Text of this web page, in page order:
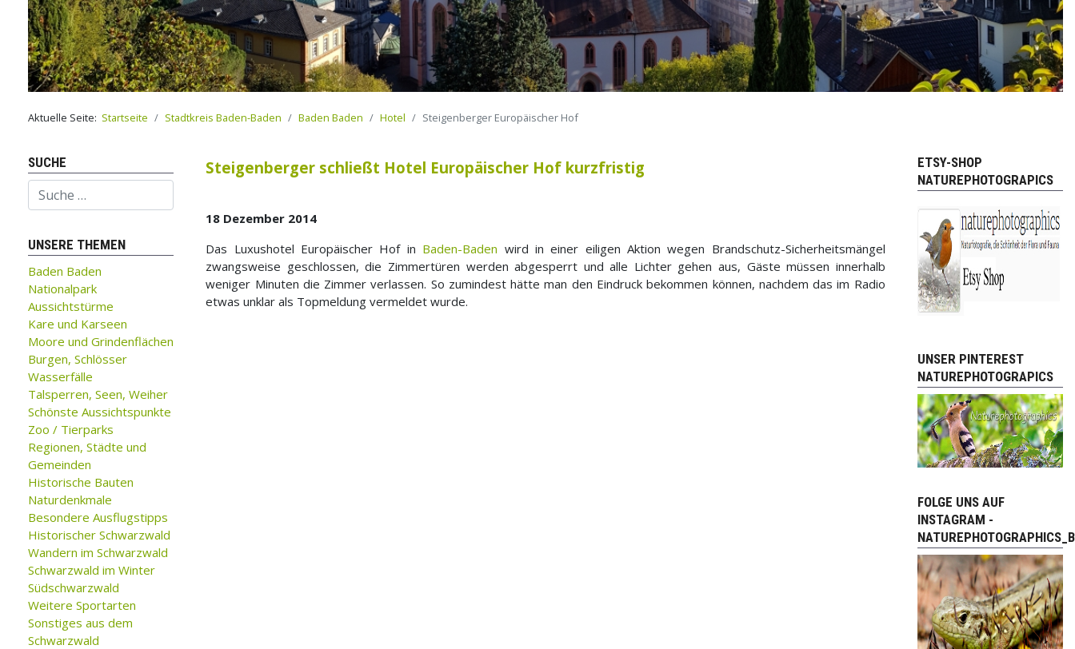
Aktuelle Seite: Startseite Stadtkreis Baden-Baden Baden Baden Hotel Steigenberger Europäischer Hof
SUCHE
Suchen
UNSERE THEMEN
Baden Baden
Nationalpark
Aussichtstürme
Kare und Karseen
Moore und Grindenflächen
Burgen, Schlösser
Wasserfälle
Talsperren, Seen, Weiher
Schönste Aussichtspunkte
Zoo / Tierparks
Regionen, Städte und
Gemeinden
Historische Bauten
Naturdenkmale
Besondere Ausflugstipps
Historischer Schwarzwald
Wandern im Schwarzwald
Schwarzwald im Winter
Südschwarzwald
Weitere Sportarten
Sonstiges aus dem
Schwarzwald
Steigenberger schließt Hotel Europäischer Hof kurzfristig
18 Dezember 2014
Das Luxushotel Europäischer Hof in Baden-Baden wird in einer eiligen Aktion wegen Brandschutz-Sicherheitsmängel
zwangsweise geschlossen, die Zimmertüren werden abgesperrt und alle Lichter gehen aus, Gäste müssen innerhalb
weniger Minuten die Zimmer verlassen. So zumindest hätte man den Eindruck bekommen können, nachdem das im Radio
etwas unklar als Topmeldung vermeldet wurde.
ETSY-SHOP
NATUREPHOTOGRAPICS
UNSER PINTEREST
NATUREPHOTOGRAPICS
FOLGE UNS AUF
INSTAGRAM -